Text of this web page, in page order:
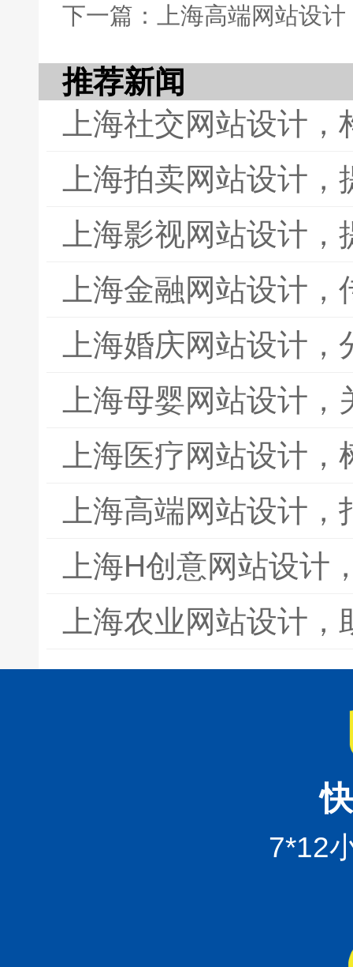
下一篇：上海高端网站设
推荐新闻
上海社交网站设计
上海拍卖网站设计
上海影视网站设计
上海金融网站设计
上海婚庆网站设计
上海母婴网站设计
上海医疗网站设计
上海高端网站设计
上海H创意网站设计
上海农业网站设计
7*12